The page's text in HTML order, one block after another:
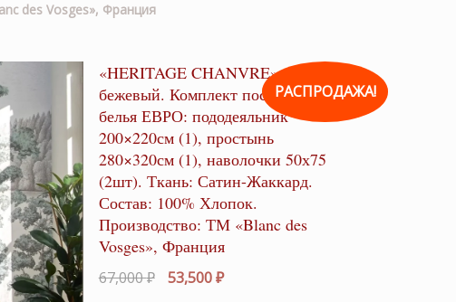
des Vosges», Франция
РАСПРОДАЖА!
«HERITAGE CHANVRE»
бежевый. Комплект постельного
белья ЕВРО: пододеяльник
200×220см (1), простынь
280×320см (1), наволочки 50х75
(2шт). Ткань: Сатин-Жаккард.
Состав: 100% Хлопок.
Производство: ТМ «Blanc des
Vosges», Франция
67,000₽
Первоначальная
53,500₽Текущая